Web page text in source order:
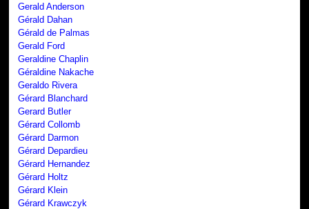
Gerald Anderson
Gérald Dahan
Gérald de Palmas
Gerald Ford
Geraldine Chaplin
Géraldine Nakache
Geraldo Rivera
Gérard Blanchard
Gerard Butler
Gérard Collomb
Gérard Darmon
Gérard Depardieu
Gérard Hernandez
Gérard Holtz
Gérard Klein
Gérard Krawczyk